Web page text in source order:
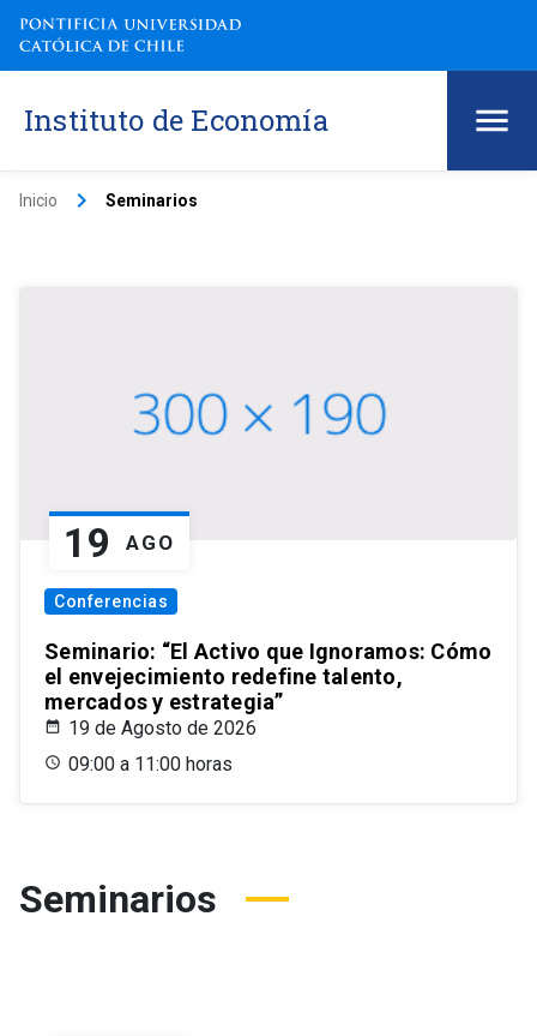
Instituto de Economía
Inicio keyboard_arrow_right Seminarios
19 AGO
Conferencias
Seminario: “El Activo que Ignoramos: Cómo
el envejecimiento redefine talento,
mercados y estrategia”
19 de Agosto de 2026
09:00 a 11:00 horas
Seminarios